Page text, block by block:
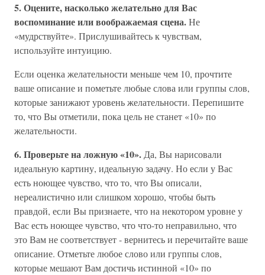
5. Оцените, насколько желательно для Вас
воспоминание или воображаемая сцена.Не
«мудрствуйте». Прислушивайтесь к чувствам,
используйте интуицию.
Если оценка желательности меньше чем 10, прочтите
ваше описание и пометьте любые слова или группы слов,
которые занижают уровень желательности. Перепишите
то, что Вы отметили, пока цель не станет «10» по
желательности.
6. Проверьте на ложную «10». Да, Вы нарисовали
идеальную картину, идеальную задачу. Но если у Вас
есть ноющее чувство, что то, что Вы описали,
нереалистично или слишком хорошо, чтобы быть
правдой, если Вы признаете, что на некотором уровне у
Вас есть ноющее чувство, что что-то неправильно, что
это Вам не соответствует - вернитесь и перечитайте ваше
описание. Отметьте любое слово или группы слов,
которые мешают Вам достичь истинной «10» по